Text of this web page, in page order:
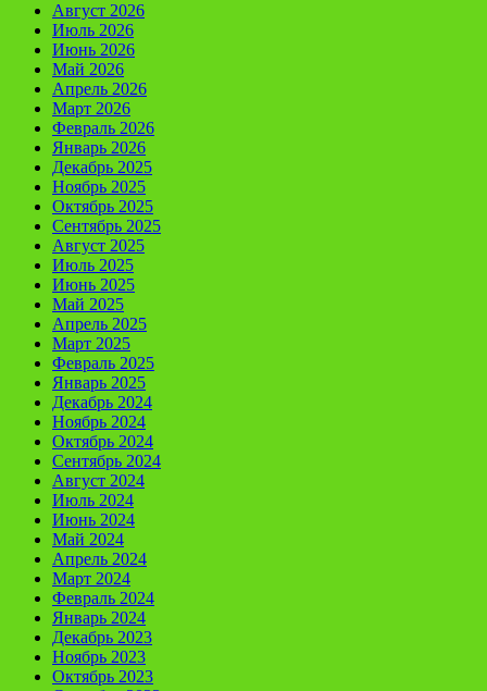
Август 2026
Июль 2026
Июнь 2026
Май 2026
Апрель 2026
Март 2026
Февраль 2026
Январь 2026
Декабрь 2025
Ноябрь 2025
Октябрь 2025
Сентябрь 2025
Август 2025
Июль 2025
Июнь 2025
Май 2025
Апрель 2025
Март 2025
Февраль 2025
Январь 2025
Декабрь 2024
Ноябрь 2024
Октябрь 2024
Сентябрь 2024
Август 2024
Июль 2024
Июнь 2024
Май 2024
Апрель 2024
Март 2024
Февраль 2024
Январь 2024
Декабрь 2023
Ноябрь 2023
Октябрь 2023